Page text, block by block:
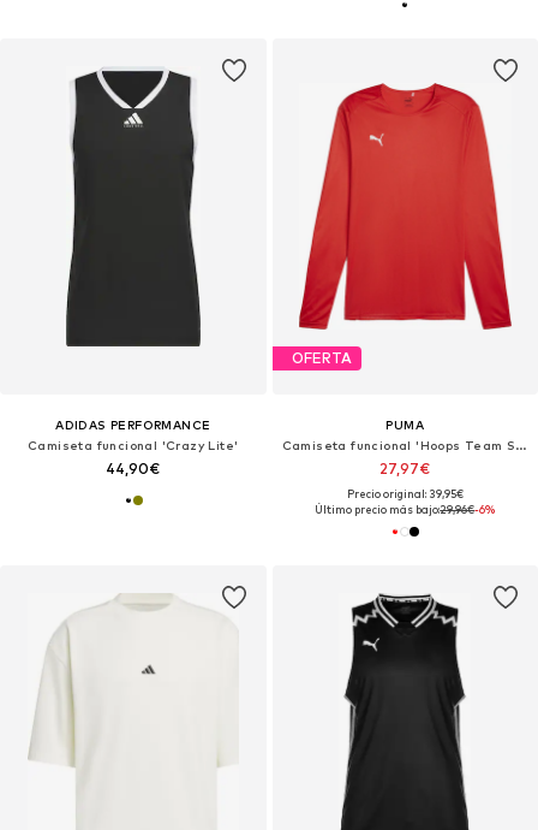
ADIDAS PERFORMANCE
Camiseta funcional 'Crazy Lite'
44,90€
OFERTA
PUMA
Camiseta funcional 'Hoops Team Shooting'
27,97€
Precio original: 39,95€
Último precio más bajo:29,96€-6%